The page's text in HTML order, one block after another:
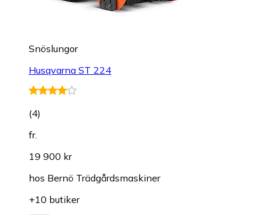
Snöslungor
Husqvarna ST 224
(4)
fr.
19 900 kr
hos Bernö Trädgårdsmaskiner
+10 butiker